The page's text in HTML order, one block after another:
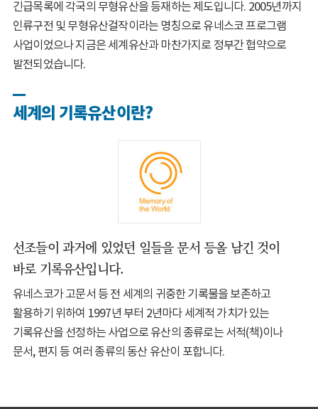
긴급목록에 각국의 무형유산을 등재하는 제도입니다. 2005년까지
인류구전 및 무형유산걸작이라는 명칭으로 유네스코 프로그램
사업이었으나 지금은 세계유산과 마찬가지로 정부간 협약으로
발전되었습니다.
세계의 기록유산이란?
선조들이 과거에 있었던 일들을 문서 등올 남긴 것이
바로 기록유산입니다.
유네스코가 고문서 등 전 세계의 귀중한 기록물을 보존하고
활용하기 위하여 1997년 부터 2년마다 세계적 가치가 있는
기록유산을 선정하는 사업으로 유산의 종류로는 서적(책)이나
문서, 편지 등 여러 종류의 동산 유산이 포합니다.